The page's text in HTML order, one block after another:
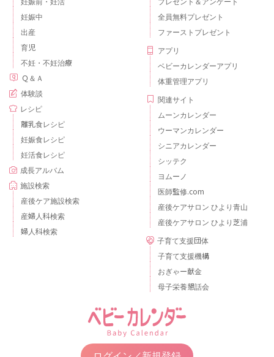
妊娠中
出産
育児
不妊・不妊治療
Ｑ＆Ａ
体験談
レシピ
離乳食レシピ
妊娠食レシピ
妊活食レシピ
成長アルバム
施設検索
産後ケア施設検索
産婦人科検索
婦人科検索
全員無料プレゼント
ファーストプレゼント
アプリ
ベビーカレンダーアプリ
体重管理アプリ
関連サイト
ムーンカレンダー
ウーマンカレンダー
シニアカレンダー
シッテク
ヨムーノ
医師監修.com
産後ケアサロン ひより青山
産後ケアサロン ひより芝浦
子育て支援団体
子育て支援機構
おぎゃー献金
母子栄養懇話会